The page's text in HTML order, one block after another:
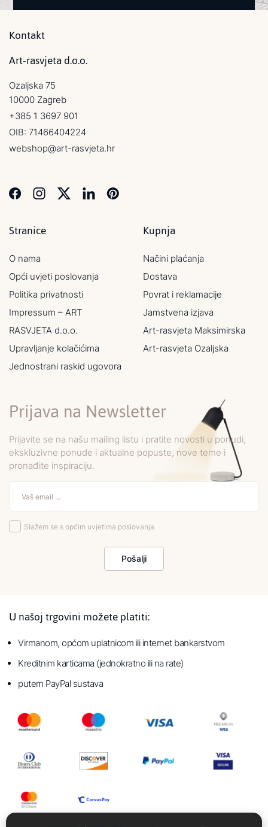
Kontakt
Art-rasvjeta d.o.o.
Ozaljska 75
10000 Zagreb
+385 1 3697 901
OIB: 71466404224
webshop@art-rasvjeta.hr
Stranice
O nama
Opći uvjeti poslovanja
Politika privatnosti
Impressum – ART
RASVJETA d.o.o.
Upravljanje kolačićima
Jednostrani raskid ugovora
Kupnja
Načini plaćanja
Dostava
Povrat i reklamacije
Jamstvena izjava
Art-rasvjeta Maksimirska
Art-rasvjeta Ozaljska
Prijava na Newsletter
Prijavite se na našu mailing listu i pratite novosti u ponudi,
ekskluzivne ponude i aktualne popuste, nove teme i
pronađite inspiraciju.
Slažem se s općim uvjetima poslovanja
Pošalji
U našoj trgovini možete platiti:
Virmanom, općom uplatnicom ili internet bankarstvom
Kreditnim karticama (jednokratno ili na rate)
putem PayPal sustava